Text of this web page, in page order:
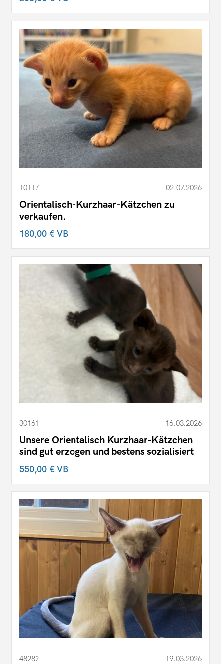
10117 02.07.2026
Orientalisch-Kurzhaar-Kätzchen zu
verkaufen.
180,00 €VB
30161 16.03.2026
Unsere Orientalisch Kurzhaar-Kätzchen
sind gut erzogen und bestens sozialisiert
550,00 €VB
48282 19.03.2026